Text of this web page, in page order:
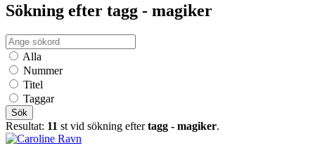
Sökning efter tagg - magiker
Alla
Nummer
Titel
Taggar
Sök
Resultat: 11 st vid sökning eftertagg - magiker.